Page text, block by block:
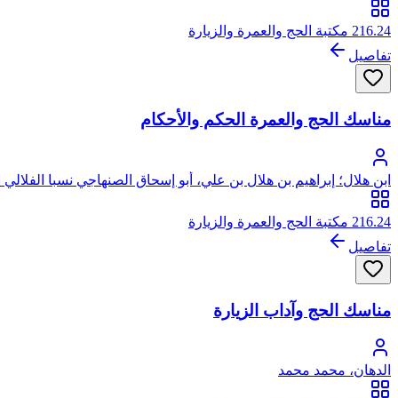
216.24 مكتبة الحج والعمرة والزيارة
تفاصيل
مناسك الحج والعمرة الحكم والأحكام
ابن هلال؛ إبراهيم بن هلال بن علي، أبو إسحاق الصنهاجي نسبا
216.24 مكتبة الحج والعمرة والزيارة
تفاصيل
مناسك الحج وآداب الزيارة
الدهان، محمد محمد